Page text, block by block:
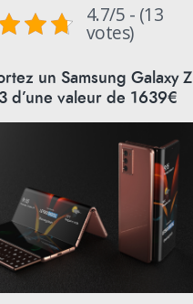
4.7/5 - (13
votes)
un Samsung Galaxy Z
d’une valeur de 1639€